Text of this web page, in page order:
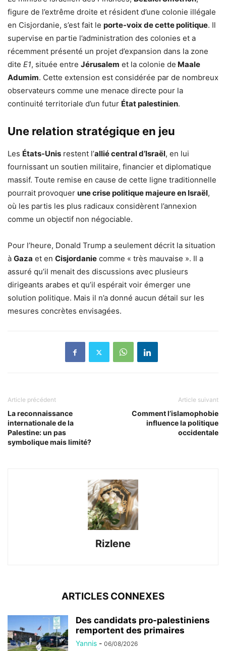
figure de l’extrême droite et résident d’une colonie illégale
en Cisjordanie, s’est fait le porte-voix de cette politique. Il
supervise en partie l’administration des colonies et a
récemment présenté un projet d’expansion dans la zone
dite E1, située entre Jérusalem et la colonie de Maale
Adumim. Cette extension est considérée par de nombreux
observateurs comme une menace directe pour la
continuité territoriale d’un futur État palestinien.
Une relation stratégique en jeu
Les États-Unis restent l’allié central d’Israël, en lui
fournissant un soutien militaire, financier et diplomatique
massif. Toute remise en cause de cette ligne traditionnelle
pourrait provoquer une crise politique majeure en Israël,
où les partis les plus radicaux considèrent l’annexion
comme un objectif non négociable.
Pour l’heure, Donald Trump a seulement décrit la situation
à Gaza et en Cisjordanie comme « très mauvaise ». Il a
assuré qu’il menait des discussions avec plusieurs
dirigeants arabes et qu’il espérait voir émerger une
solution politique. Mais il n’a donné aucun détail sur les
mesures concrètes envisagées.
Article précédent
La reconnaissance
internationale de la
Palestine: un pas
symbolique mais limité?
Article suivant
Comment l’islamophobie
influence la politique
occidentale
Rizlene
ARTICLES CONNEXES
Des candidats pro-palestiniens
remportent des primaires
Yannis - 06/08/2026